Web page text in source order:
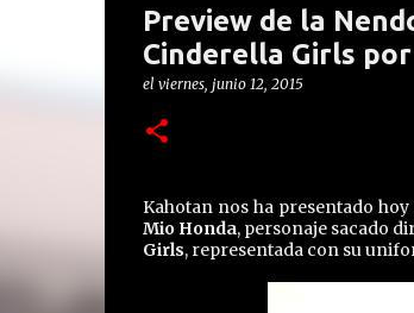
Preview de la
Cinderella Girls
el viernes, junio 12, 2015
Kahotan nos ha presentado
Mio Honda, personaje sacado
Girls, representada con su